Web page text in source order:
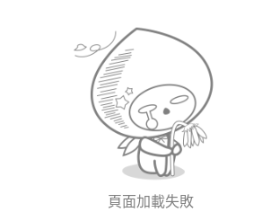
頁面加載失敗